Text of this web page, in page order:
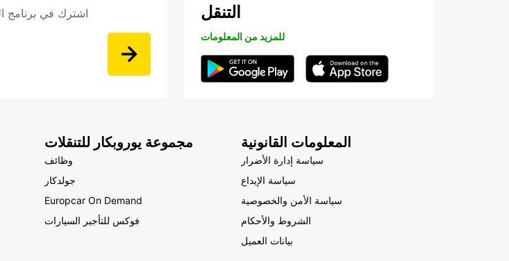
اشترك في برنامج
التنقل
للمزيد من المعلومات
مجموعة يوروبكار للتنقلات
وظائف
جولدكار
Europcar On Demand
فوكس للتأجير السيارات
المعلومات القانونية
سياسة إدارة الأضرار
سياسة الإيداع
سياسة الأمن والخصوصية
الشروط والأحكام
بيانات العميل